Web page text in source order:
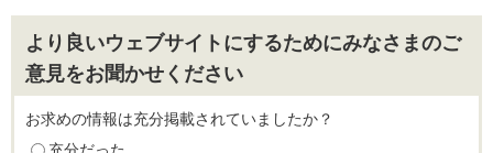
より良いウェブサイトにするためにみなさまのご
意見をお聞かせください
お求めの情報は充分掲載されていましたか？